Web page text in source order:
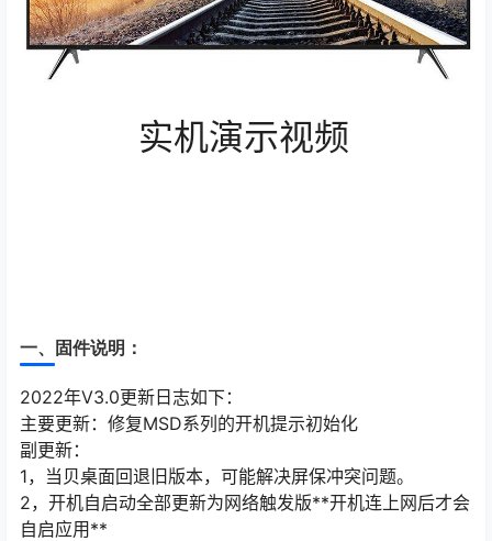
实机演示视频
一、固件说明：
2022年V3.0更新日志如下：
主要更新：修复MSD系列的开机提示初始化
副更新：
1，当贝桌面回退旧版本，可能解决屏保冲突问题。
2，开机自启动全部更新为网络触发版**开机连上网后才会
自启应用**